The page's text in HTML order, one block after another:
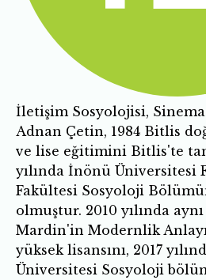
İletişim Sosyolojisi,
Adnan Çetin, 1984 Bitlis
ve lise eğitimini Bitlis'te
yılında İnönü Üniversitesi
Fakültesi Sosyoloji
olmuştur. 2010 yılında
Mardin'in Modernlik
yüksek lisansını, 2017
Üniversitesi Sosyoloji